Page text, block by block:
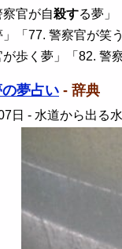
察官が自殺する夢」
「77. 警察官が笑
歩く夢」「82. 警
夢占い - 辞典
日 - 水道から出る